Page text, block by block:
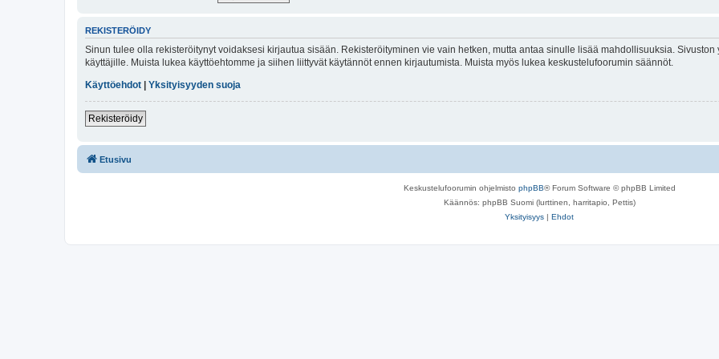
REKISTERÖIDY
Sinun tulee olla rekisteröitynyt voidaksesi kirjautua sisään. Rekisteröityminen vie vain hetken, mutta antaa sinulle lisää mahdollisuuksia.
käyttäjille. Muista lukea käyttöehtomme ja siihen liittyvät käytännöt ennen kirjautumista. Muista myös lukea keskustelufoorumin säännöt.
Käyttöehdot | Yksityisyyden suoja
Rekisteröidy
Etusivu
Keskustelufoorumin ohjelmisto phpBB® Forum Software © phpBB Limited
Käännös: phpBB Suomi (lurttinen, harritapio, Pettis)
Yksityisyys | Ehdot